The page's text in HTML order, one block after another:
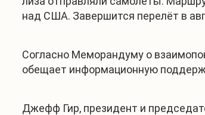
над США. Завершится перелёт в
Согласно Меморандуму о
обещает информационную
Джефф Гир, президент и